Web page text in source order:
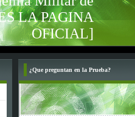
LA PAGINA
OFICIAL]
¿Que preguntan en la Prueba?